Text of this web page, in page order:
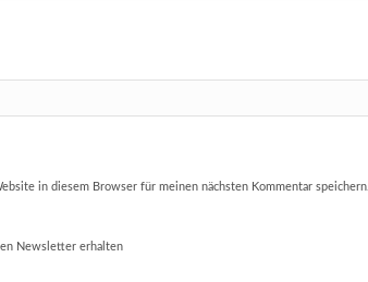
in diesem Browser für meinen nächsten Kommentar speichern.
Newsletter erhalten